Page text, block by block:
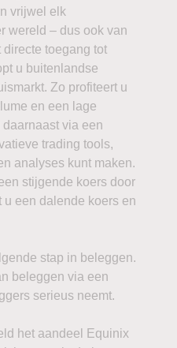
vrijwel elk
wereld – dus ook van
toegang tot
u buitenlandse
Zo profiteert u
en een lage
via een
trading tools,
analyses kunt maken.
stijgende koers door
u een dalende koers en
stap in beleggen.
beleggen via een
serieus neemt.
het aandeel Equinix